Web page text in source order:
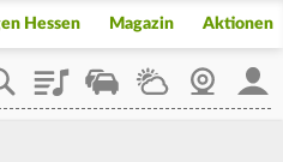
Hessen Magazin Aktionen
PlaylistStaupilotWetterWebcam